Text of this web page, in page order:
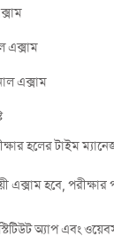
এক্সাম
এক্সাম
হলের টাইম
এক্সাম হবে, পরীক্ষার
অ্যাপ এবং